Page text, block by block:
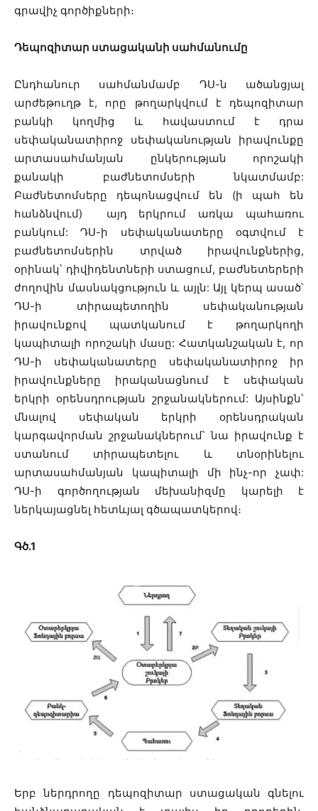
գրավիչ գործիքների։
Դեպոզիտար ստացականի սահմանումը
Ընդհանուր սահմանմամբ ԴՍ-ն ածանցյալ
արժեթուղթ է, որը թողարկվում է դեպոզիտար
բանկի կողմից և հավաստում է դրա
սեփականատիրոջ սեփականության իրավունքը
արտասահմանյան ընկերության որոշակի
քանակի բաժնետոմսերի նկատմամբ:
Բաժնետոմսերը դեպոնացվում են (ի պահ են
հանձնվում) այդ երկրում առկա պահառու
բանկում: ԴՍ-ի սեփականատերը օգտվում է
բաժնետոմսերին տրված իրավունքներից,
օրինակ՝ դիվիդենտների ստացում, բաժնետերերի
ժողովին մասնակցություն և այլն: Այլ կերպ ասած՝
ԴՍ-ի տիրապետողին սեփականության
իրավունքով պատկանում է թողարկողի
կապիտալի որոշակի մասը: Հատկանշական է, որ
ԴՍ-ի սեփականատերը սեփականատիրոջ իր
իրավունքները իրականացնում է սեփական
երկրի օրենսդրության շրջանակներում: Այսինքն՝
մնալով սեփական երկրի օրենսդրական
կարգավորման շրջանակներում՝ նա իրավունք է
ստանում տիրապետելու և տնօրինելու
արտասահմանյան կապիտալի մի ինչ-որ չափ:
ԴՍ-ի գործողության մեխանիզմը կարելի է
ներկայացնել հետևյալ գծապատկերով։
Գծ.1
Երբ ներդրողը դեպոզիտար ստացական գնելու